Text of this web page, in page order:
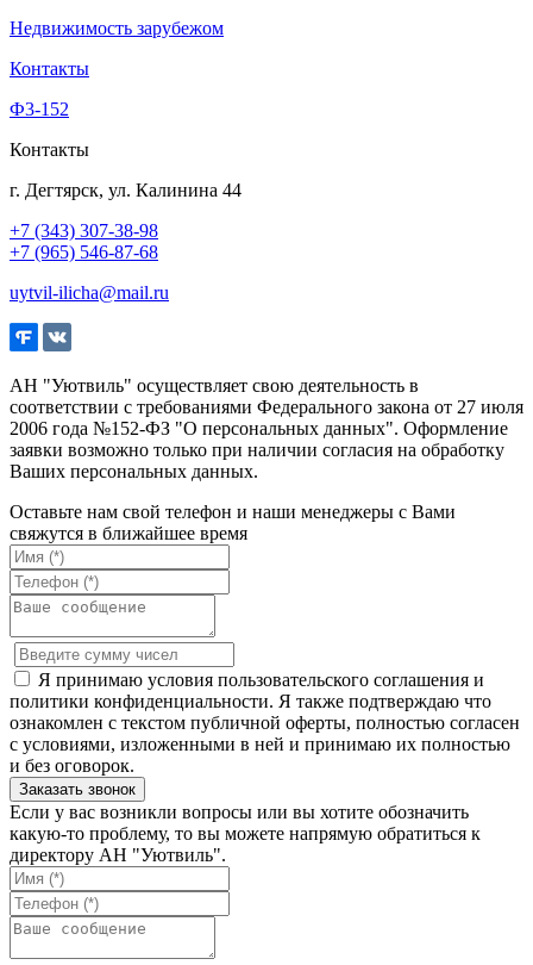
Недвижимость зарубежом
Контакты
Ф3-152
Контакты
г. Дегтярск, ул. Калинина 44
+7 (343) 307-38-98
+7 (965) 546-87-68
uytvil-ilicha@mail.ru
АН "Уютвиль" осуществляет свою деятельность в
соответствии с требованиями Федерального закона от 27 июля
2006 года №152-ФЗ "О персональных данных". Оформление
заявки возможно только при наличии согласия на обработку
Ваших персональных данных.
Оставьте нам свой телефон и наши менеджеры с Вами
свяжутся в ближайшее время
Я принимаю условия пользовательского соглашения и
политики конфиденциальности. Я также подтверждаю что
ознакомлен с текстом публичной оферты, полностью согласен
с условиями, изложенными в ней и принимаю их полностью
и без оговорок.
Если у вас возникли вопросы или вы хотите обозначить
какую-то проблему, то вы можете напрямую обратиться к
директору АН "Уютвиль".